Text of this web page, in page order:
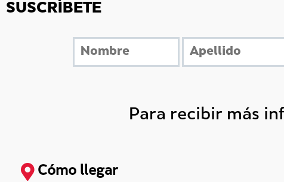
SUSCRÍBETE
Para recibir más
Cómo llegar